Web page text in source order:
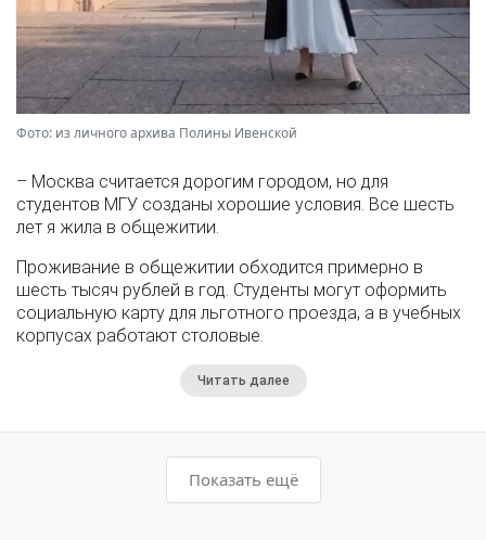
Фото: из личного архива Полины Ивенской
– Москва считается дорогим городом, но для
студентов МГУ созданы хорошие условия. Все шесть
лет я жила в общежитии.
Проживание в общежитии обходится примерно в
шесть тысяч рублей в год. Студенты могут оформить
социальную карту для льготного проезда, а в учебных
корпусах работают столовые.
Читать далее
Показать ещё